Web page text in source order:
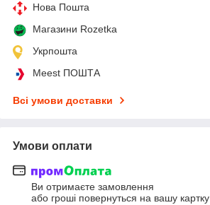
Нова Пошта
Магазини Rozetka
Укрпошта
Meest ПОШТА
Всі умови доставки
Умови оплати
Ви отримаєте замовлення
або гроші повернуться на вашу картку